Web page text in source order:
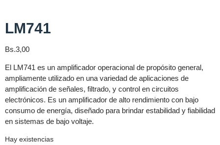
LM741
Bs.3,00
El LM741 es un amplificador operacional de propósito general,
ampliamente utilizado en una variedad de aplicaciones de
amplificación de señales, filtrado, y control en circuitos
electrónicos. Es un amplificador de alto rendimiento con bajo
consumo de energía, diseñado para brindar estabilidad y fiabilidad
en sistemas de bajo voltaje.
Hay existencias